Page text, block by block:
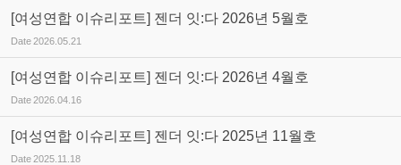
[여성연합 이슈리포트] 젠더 잇:다 2026년 5월호
Date2026.05.21
[여성연합 이슈리포트] 젠더 잇:다 2026년 4월호
Date2026.04.16
[여성연합 이슈리포트] 젠더 잇:다 2025년 11월호
Date2025.11.18